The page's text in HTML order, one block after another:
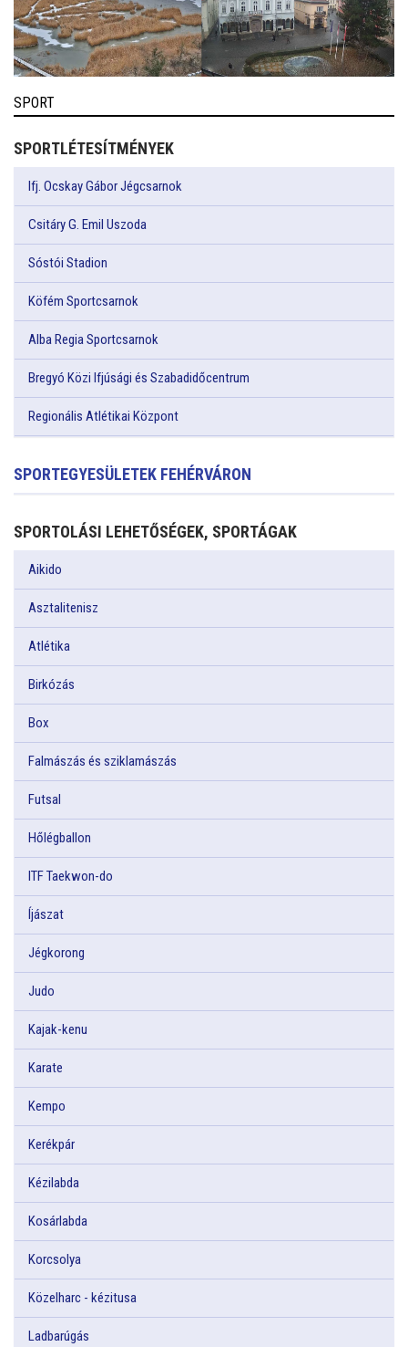
SPORT
SPORTLÉTESÍTMÉNYEK
Ifj. Ocskay Gábor Jégcsarnok
Csitáry G. Emil Uszoda
Sóstói Stadion
Köfém Sportcsarnok
Alba Regia Sportcsarnok
Bregyó Közi Ifjúsági és Szabadidőcentrum
Regionális Atlétikai Központ
SPORTEGYESÜLETEK FEHÉRVÁRON
SPORTOLÁSI LEHETŐSÉGEK, SPORTÁGAK
Aikido
Asztalitenisz
Atlétika
Birkózás
Box
Falmászás és sziklamászás
Futsal
Hőlégballon
ITF Taekwon-do
Íjászat
Jégkorong
Judo
Kajak-kenu
Karate
Kempo
Kerékpár
Kézilabda
Kosárlabda
Korcsolya
Közelharc - kézitusa
Ladbarúgás